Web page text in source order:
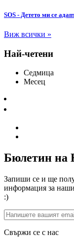
SOS - Детето ми се
Виж всички »
Най-четени
Седмица
Месец
Бюлетин на
Запиши се и ще
информация за
:)
Свържи се с нас